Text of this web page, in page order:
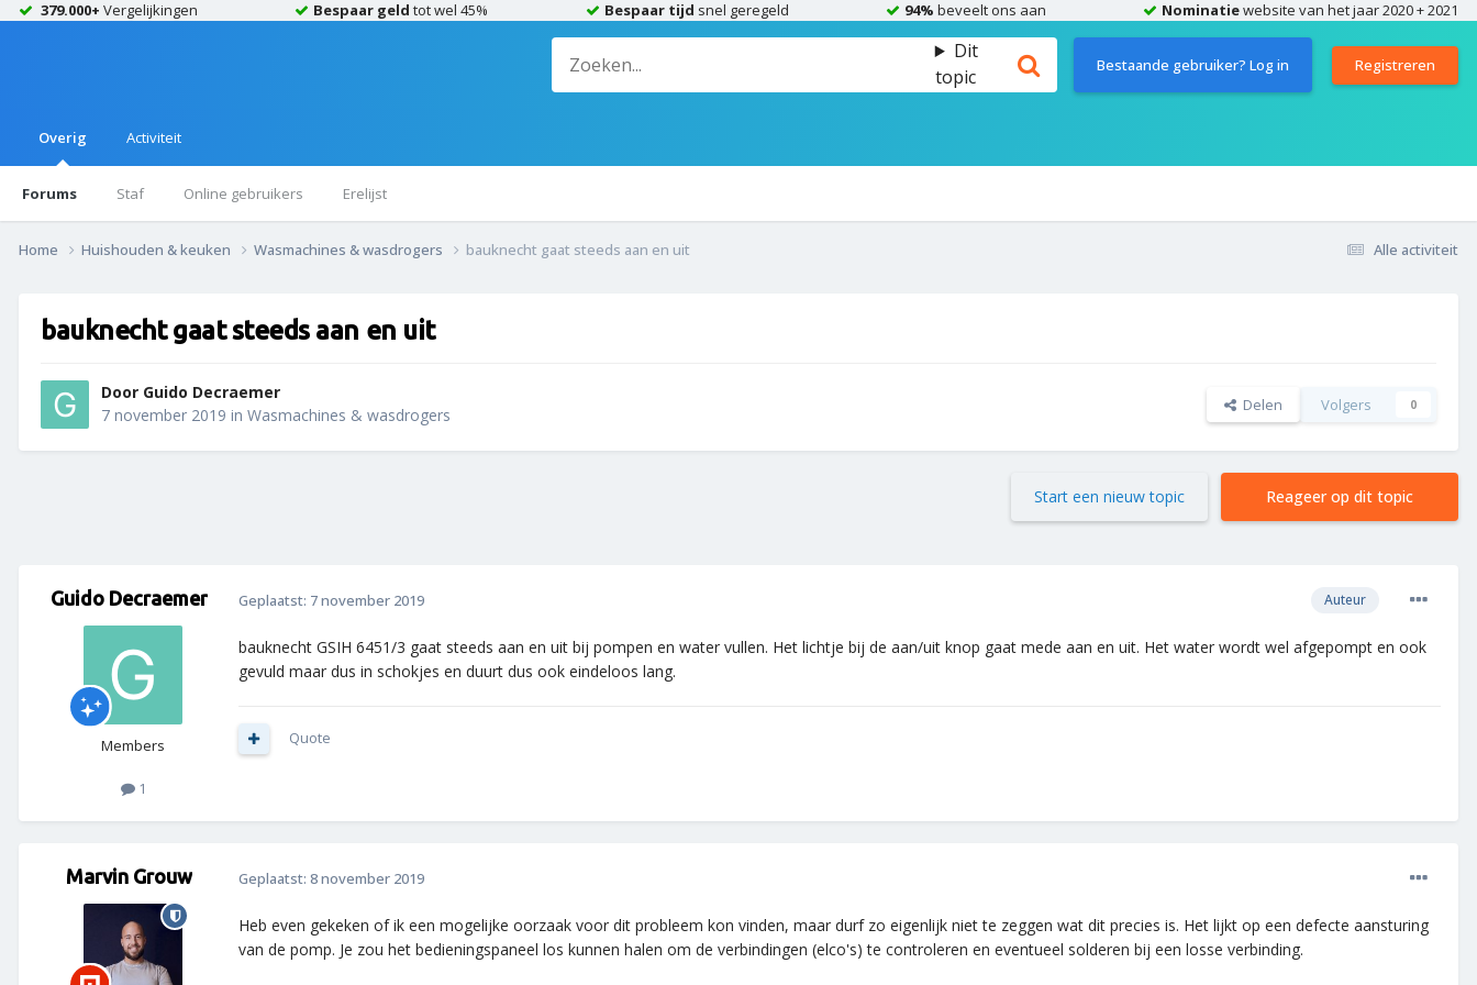
379.000+ Vergelijkingen Bespaar geld tot wel 45% Bespaar tijd snel geregeld 94% beveelt ons aan Nominatiewebsite van het jaar 2020 + 2021
Dit
topic
Bestaande gebruiker? Log in Registreren
Overig
Forums Staf Online gebruikers Erelijst
Activiteit
Alle activiteit
Home Huishouden & keuken Wasmachines & wasdrogers bauknecht gaat steeds aan en uit
bauknecht gaat steeds aan en uit
Door Guido Decraemer
7 november 2019 in Wasmachines & wasdrogers Delen Volgers 0
Reageer op dit topic
Start een nieuw topic
Guido Decraemer
Members
1
Auteur
Geplaatst: 7 november 2019
bauknecht GSIH 6451/3 gaat steeds aan en uit bij pompen en water vullen. Het lichtje bij de aan/uit knop gaat mede aan en uit. Het water wordt wel afgepompt en ook
gevuld maar dus in schokjes en duurt dus ook eindeloos lang.
Quote
Marvin Grouw Geplaatst: 8 november 2019
Heb even gekeken of ik een mogelijke oorzaak voor dit probleem kon vinden, maar durf zo eigenlijk niet te zeggen wat dit precies is. Het lijkt op een defecte aansturing
van de pomp. Je zou het bedieningspaneel los kunnen halen om de verbindingen (elco's) te controleren en eventueel solderen bij een losse verbinding.